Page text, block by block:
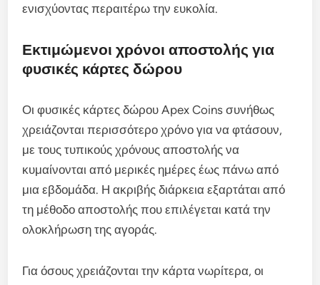
ενισχύοντας περαιτέρω την ευκολία.
Εκτιμώμενοι χρόνοι αποστολής για
φυσικές κάρτες δώρου
Οι φυσικές κάρτες δώρου Apex Coins συνήθως
χρειάζονται περισσότερο χρόνο για να φτάσουν,
με τους τυπικούς χρόνους αποστολής να
κυμαίνονται από μερικές ημέρες έως πάνω από
μια εβδομάδα. Η ακριβής διάρκεια εξαρτάται από
τη μέθοδο αποστολής που επιλέγεται κατά την
ολοκλήρωση της αγοράς.
Για όσους χρειάζονται την κάρτα νωρίτερα, οι